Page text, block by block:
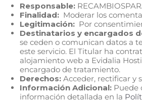
Responsable:
Finalidad: Moderar los
Legitimación: Por
Destinatarios y encargados
se ceden o comunican datos a
este servicio. El Titular ha
alojamiento web a Evidalia
encargado de tratamiento.
Derechos: Acceder, rectificar y
Información Adicional: Puede
información detallada en la